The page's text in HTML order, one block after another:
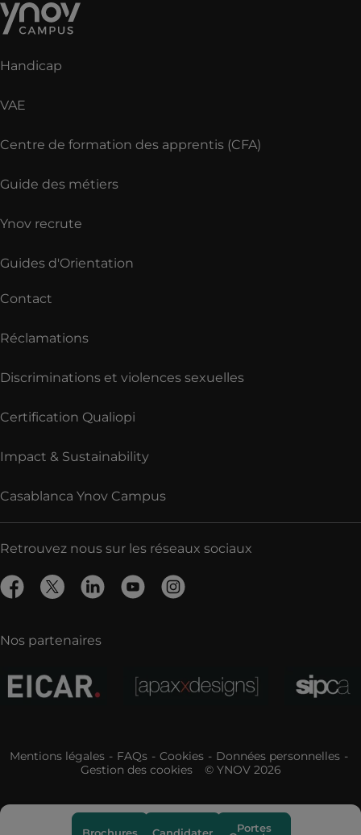
Brochures Candidater Portes
Handicap
VAE
Centre de formation des apprentis (CFA)
Guide des métiers
Ynov recrute
Guides d'Orientation
Contact
Réclamations
Discriminations et violences sexuelles
Certification Qualiopi
Impact & Sustainability
Casablanca Ynov Campus
Retrouvez nous sur les réseaux sociaux
Nos partenaires
Mentions légales FAQs Cookies
Données personnelles
Gestion des cookies
© YNOV 2026